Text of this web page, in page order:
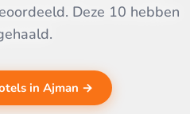
Deze 10 hebben
in Ajman →